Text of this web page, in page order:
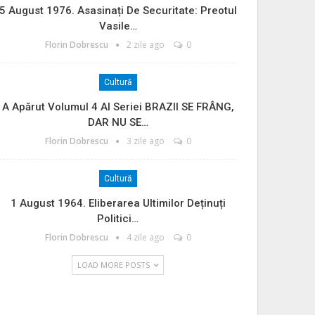
August 1976. Asasinați De Securitate: Preotul
Vasile…
Florin Dobrescu 2 zile ago 0
Cultură
A Apărut Volumul 4 Al Seriei BRAZII SE FRÂNG,
DAR NU SE…
Florin Dobrescu 3 zile ago 0
Cultură
1 August 1964. Eliberarea Ultimilor Deținuți
Politici…
Florin Dobrescu 4 zile ago 0
LOAD MORE POSTS